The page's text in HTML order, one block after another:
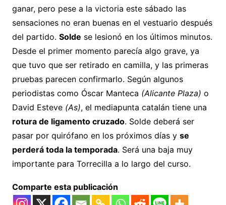
ganar, pero pese a la victoria este sábado las
sensaciones no eran buenas en el vestuario después
del partido. Solde se lesionó en los últimos minutos.
Desde el primer momento parecía algo grave, ya
que tuvo que ser retirado en camilla, y las primeras
pruebas parecen confirmarlo. Según algunos
periodistas como Óscar Manteca (Alicante Plaza) o
David Esteve (As), el mediapunta catalán tiene una
rotura de ligamento cruzado. Solde deberá ser
pasar por quirófano en los próximos días y se
perderá toda la temporada. Será una baja muy
importante para Torrecilla a lo largo del curso.
Comparte esta publicación